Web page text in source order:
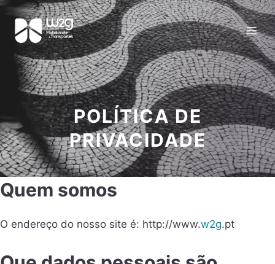
POLÍTICA DE
PRIVACIDADE
Quem somos
O endereço do nosso site é: http://www.w2g.pt